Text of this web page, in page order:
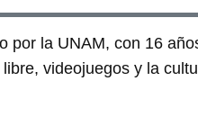
por la UNAM, con 16
videojuegos y la